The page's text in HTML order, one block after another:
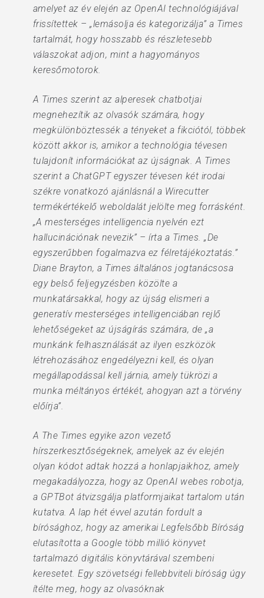
amelyet az év elején az OpenAI technológiájával
frissítettek – „lemásolja és kategorizálja” a Times
tartalmát, hogy hosszabb és részletesebb
válaszokat adjon, mint a hagyományos
keresőmotorok.
A Times szerint az alperesek chatbotjai
megnehezítik az olvasók számára, hogy
megkülönböztessék a tényeket a fikciótól, többek
között akkor is, amikor a technológia tévesen
tulajdonít információkat az újságnak. A Times
szerint a ChatGPT egyszer tévesen két irodai
székre vonatkozó ajánlásnál a Wirecutter
termékértékelő weboldalát jelölte meg forrásként.
„A mesterséges intelligencia nyelvén ezt
hallucinációnak nevezik” – írta a Times. „De
egyszerűbben fogalmazva ez félretájékoztatás.”
Diane Brayton, a Times általános jogtanácsosa
egy belső feljegyzésben közölte a
munkatársakkal, hogy az újság elismeri a
generatív mesterséges intelligenciában rejlő
lehetőségeket az újságírás számára, de „a
munkánk felhasználását az ilyen eszközök
létrehozásához engedélyezni kell, és olyan
megállapodással kell járnia, amely tükrözi a
munka méltányos értékét, ahogyan azt a törvény
előírja”.
A The Times egyike azon vezető
hírszerkesztőségeknek, amelyek az év elején
olyan kódot adtak hozzá a honlapjaikhoz, amely
megakadályozza, hogy az OpenAI webes robotja,
a GPTBot átvizsgálja platformjaikat tartalom után
kutatva. A lap hét évvel azután fordult a
bírósághoz, hogy az amerikai Legfelsőbb Bíróság
elutasította a Google több millió könyvet
tartalmazó digitális könyvtárával szembeni
keresetet. Egy szövetségi fellebbviteli bíróság úgy
ítélte meg, hogy az olvasóknak